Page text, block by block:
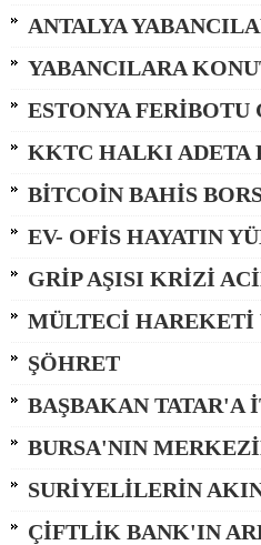
ANTALYA
YABANCILARA
ESTONYA
KKTC HALKI ADETA
BİTCOİN BAHİS
EV- OFİS HAYATIN
GRİP AŞISI KRİZİ
MÜLTECİ HAREKETİ
ŞÖHRET
BAŞBAKAN TATAR'A
BURSA'NIN
SURİYELİLERİN
ÇİFTLİK BANK'IN